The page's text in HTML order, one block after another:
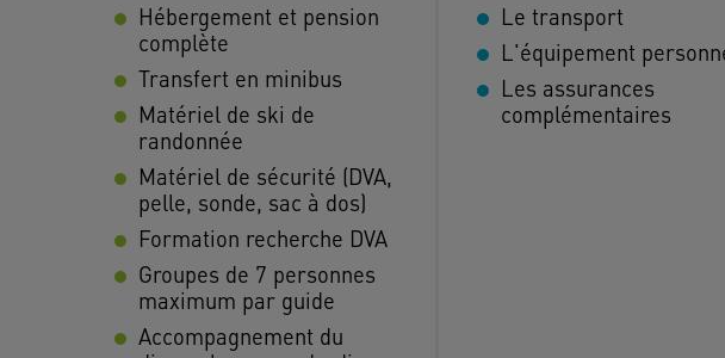
Hébergement et pension
complète
Transfert en minibus
Matériel de ski de
randonnée
Matériel de sécurité (DVA,
pelle, sonde, sac à dos)
Formation recherche DVA
Groupes de 7 personnes
maximum par guide
Accompagnement du
Le transport
L'équipement
Les assurances
complémentaires